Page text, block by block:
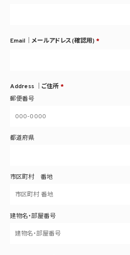
Email｜メールアドレス(確認用) *
Address ｜ご住所 *
郵便番号
都道府県
市区町村 番地
建物名・部屋番号